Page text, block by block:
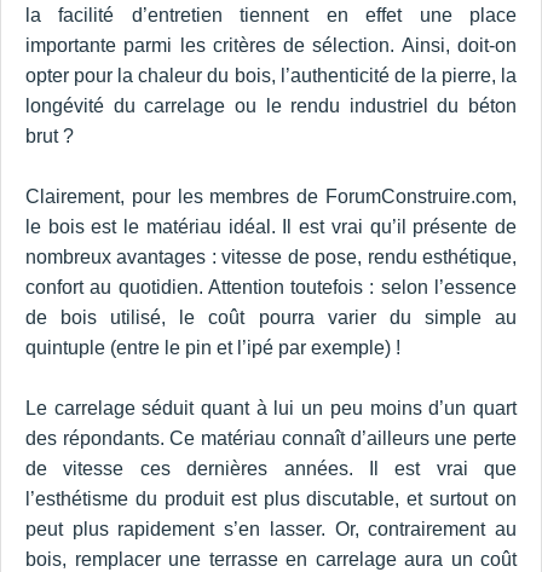
la facilité d’entretien tiennent en effet une place
importante parmi les critères de sélection. Ainsi, doit-on
opter pour la chaleur du bois, l’authenticité de la pierre, la
longévité du carrelage ou le rendu industriel du béton
brut ?
Clairement, pour les membres de ForumConstruire.com,
le bois est le matériau idéal. Il est vrai qu’il présente de
nombreux avantages : vitesse de pose, rendu esthétique,
confort au quotidien. Attention toutefois : selon l’essence
de bois utilisé, le coût pourra varier du simple au
quintuple (entre le pin et l’ipé par exemple) !
Le carrelage séduit quant à lui un peu moins d’un quart
des répondants. Ce matériau connaît d’ailleurs une perte
de vitesse ces dernières années. Il est vrai que
l’esthétisme du produit est plus discutable, et surtout on
peut plus rapidement s’en lasser. Or, contrairement au
bois, remplacer une terrasse en carrelage aura un coût